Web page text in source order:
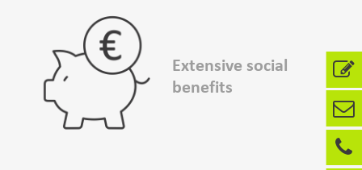
Extensive social
benefits